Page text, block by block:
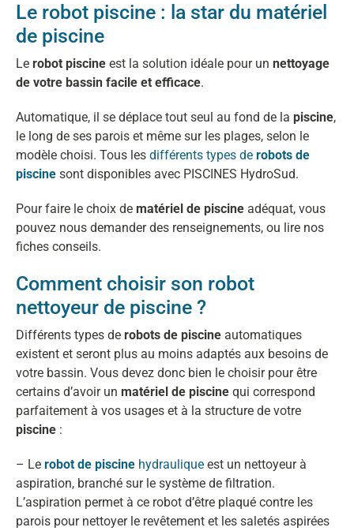
Le robot piscine : la star du matériel
de piscine
Le robot piscine est la solution idéale pour un nettoyage
de votre bassin facile et efficace.
Automatique, il se déplace tout seul au fond de la piscine,
le long de ses parois et même sur les plages, selon le
modèle choisi. Tous les différents types de robots de
piscine sont disponibles avec PISCINES HydroSud.
Pour faire le choix de matériel de piscine adéquat, vous
pouvez nous demander des renseignements, ou lire nos
fiches conseils.
Comment choisir son robot
nettoyeur de piscine ?
Différents types de robots de piscine automatiques
existent et seront plus au moins adaptés aux besoins de
votre bassin. Vous devez donc bien le choisir pour être
certains d’avoir un matériel de piscine qui correspond
parfaitement à vos usages et à la structure de votre
piscine :
– Le robot de piscine hydraulique est un nettoyeur à
aspiration, branché sur le système de filtration.
L’aspiration permet à ce robot d’être plaqué contre les
parois pour nettoyer le revêtement et les saletés aspirées